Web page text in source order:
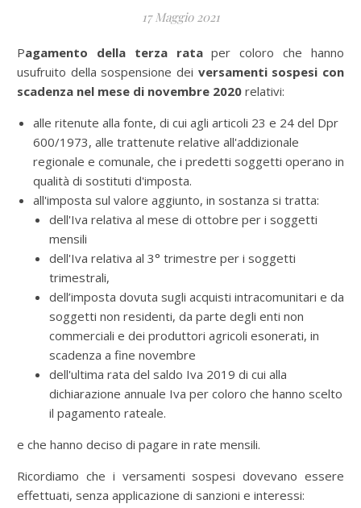
17 Maggio 2021
Pagamento della terza rataper coloro che hanno
usufruito della sospensione dei versamenti sospesi con
scadenza nel mese di novembre 2020 relativi:
alle ritenute alla fonte, di cui agli articoli 23 e 24 del Dpr
600/1973, alle trattenute relative all'addizionale
regionale e comunale, che i predetti soggetti operano in
qualità di sostituti d'imposta.
all'imposta sul valore aggiunto, in sostanza si tratta:
dell'Iva relativa al mese di ottobre per i soggetti
mensili
dell'Iva relativa al 3° trimestre per i soggetti
trimestrali,
dell’imposta dovuta sugli acquisti intracomunitari e da
soggetti non residenti, da parte degli enti non
commerciali e dei produttori agricoli esonerati, in
scadenza a fine novembre
dell'ultima rata del saldo Iva 2019 di cui alla
dichiarazione annuale Iva per coloro che hanno scelto
il pagamento rateale.
e che hanno deciso di pagare in rate mensili.
Ricordiamo che i versamenti sospesi dovevano essere
effettuati, senza applicazione di sanzioni e interessi: